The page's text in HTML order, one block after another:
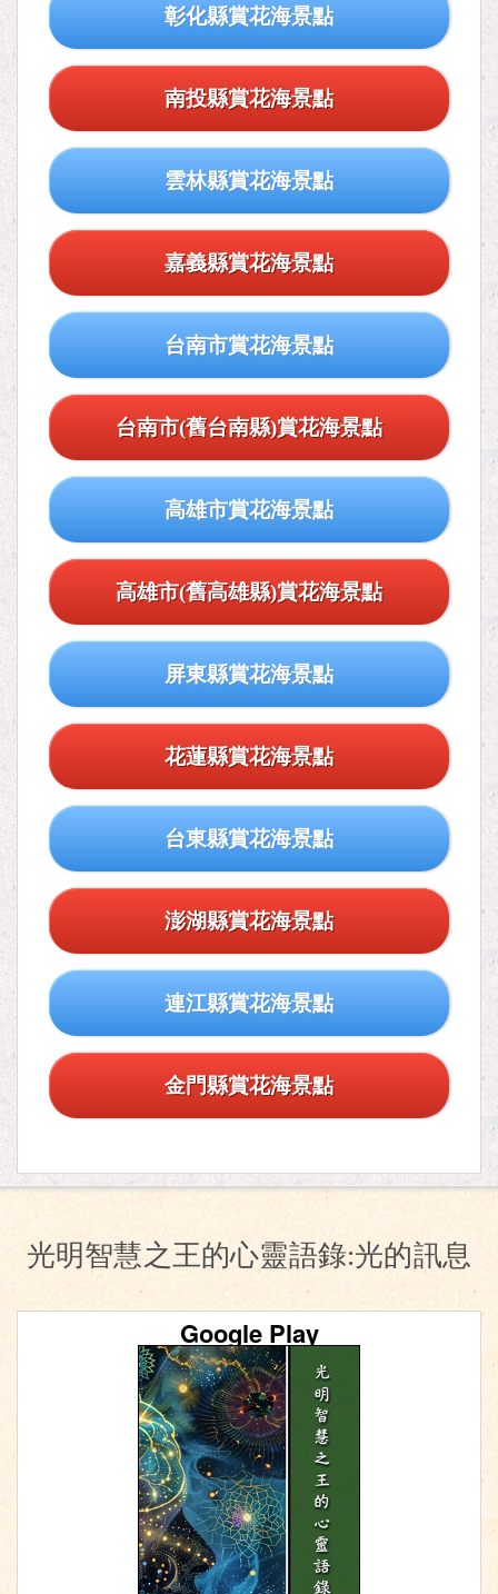
彰化縣賞花海景點
南投縣賞花海景點
雲林縣賞花海景點
嘉義縣賞花海景點
台南市賞花海景點
台南市(舊台南縣)賞花海景點
高雄市賞花海景點
高雄市(舊高雄縣)賞花海景點
屏東縣賞花海景點
花蓮縣賞花海景點
台東縣賞花海景點
澎湖縣賞花海景點
連江縣賞花海景點
金門縣賞花海景點
光明智慧之王的心靈語錄:光的訊息
Google Play